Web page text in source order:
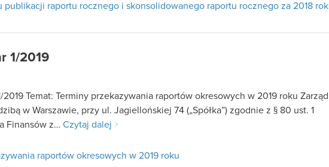
publikacji raportu rocznego i skonsolidowanego raportu rocznego za 2018 rok
1/2019
2019 Temat: Terminy przekazywania raportów okresowych w 2019 roku Zarząd
w Warszawie, przy ul. Jagiellońskiej 74 („Spółka”) zgodnie z § 80 ust. 1
Finansów z… Czytaj dalej
raportów okresowych w 2019 roku